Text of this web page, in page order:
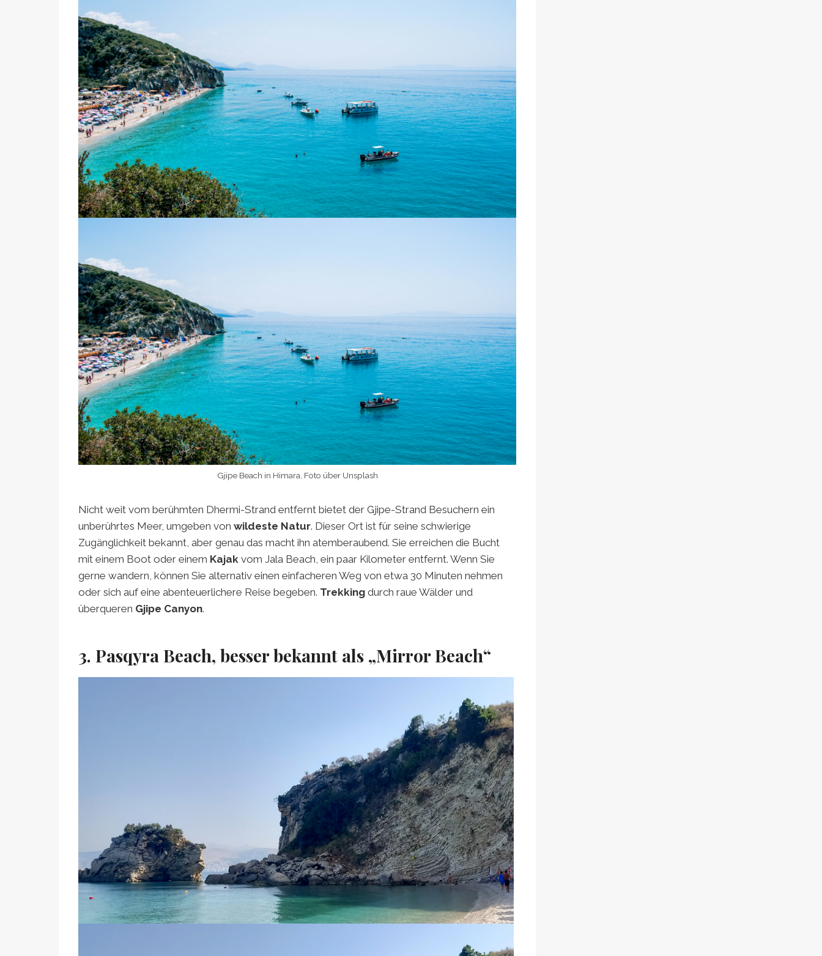
Gjipe Beach in Himara, Foto über Unsplash
Nicht weit vom berühmten Dhermi-Strand entfernt bietet der Gjipe-Strand Besuchern ein
unberührtes Meer, umgeben von wildeste Natur. Dieser Ort ist für seine schwierige
Zugänglichkeit bekannt, aber genau das macht ihn atemberaubend. Sie erreichen die Bucht
mit einem Boot oder einem Kajak vom Jala Beach, ein paar Kilometer entfernt. Wenn Sie
gerne wandern, können Sie alternativ einen einfacheren Weg von etwa 30 Minuten nehmen
oder sich auf eine abenteuerlichere Reise begeben. Trekking durch raue Wälder und
überqueren Gjipe Canyon.
3. Pasqyra Beach, besser bekannt als „Mirror Beach“